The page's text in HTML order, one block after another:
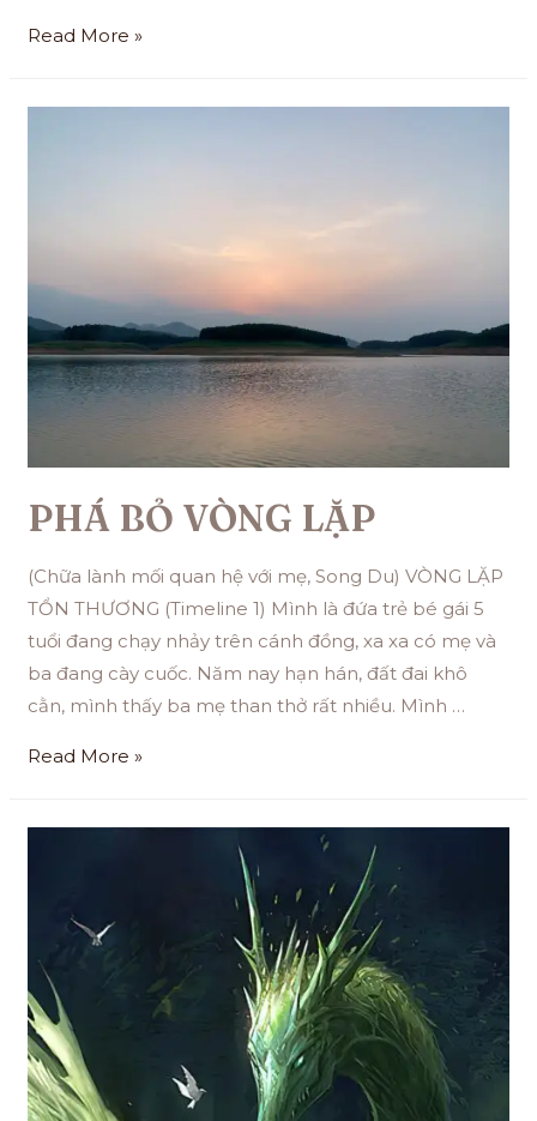
Read More »
PHÁ BỎ VÒNG LẶP
(Chữa lành mối quan hệ với mẹ, Song Du) VÒNG LẶP
TỔN THƯƠNG (Timeline 1) Mình là đứa trẻ bé gái 5
tuổi đang chạy nhảy trên cánh đồng, xa xa có mẹ và
ba đang cày cuốc. Năm nay hạn hán, đất đai khô
cằn, mình thấy ba mẹ than thở rất nhiều. Mình …
Read More »